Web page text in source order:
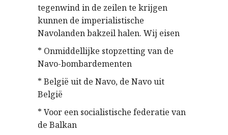
tegenwind in de zeilen te krijgen
kunnen de imperialistische
Navolanden bakzeil halen. Wij eisen
* Onmiddellijke stopzetting van de
Navo-bombardementen
* België uit de Navo, de Navo uit
België
* Voor een socialistische federatie van
de Balkan